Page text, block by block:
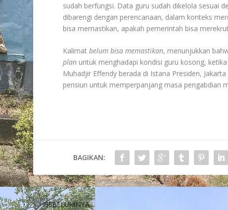
sudah berfungsi. Data guru sudah dikelola sesuai
dibarengi dengan perencanaan, dalam konteks
bisa memastikan, apakah pemerintah bisa
Kalimatbelum bisa memastikan, menunjukkan
plan untuk menghadapi kondisi guru kosong,
Muhadjir Effendy berada di Istana Presiden,
pensiun untuk memperpanjang masa pengabdian
BAGIKAN:
SEBELUMNYA